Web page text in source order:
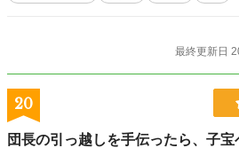
最終更新日
20
団長の引っ越しを手伝ったら、子